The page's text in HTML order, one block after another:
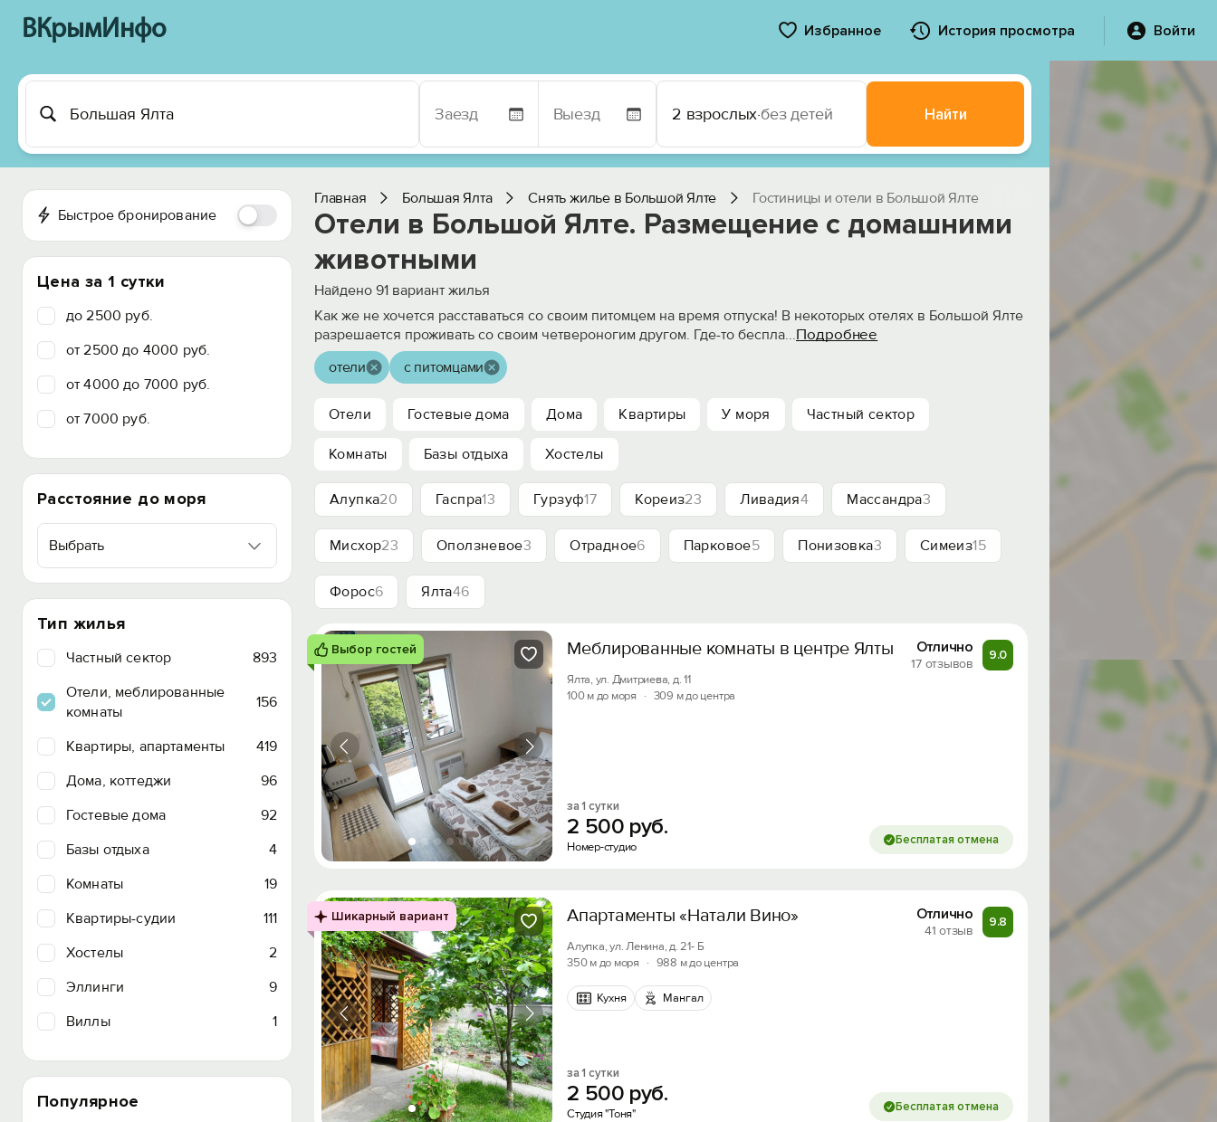
ВКрымИнфо Избранное История просмотра Войти
2 взрослых·без детей Найти
Быстрое бронирование
Цена за 1 сутки
до 2500 руб.
от 2500 до 4000 руб.
от 4000 до 7000 руб.
от 7000 руб.
Расстояние до моря
Выбрать
Тип жилья
Частный сектор
893
Отели, меблированные
комнаты
156
Квартиры, апартаменты
419
Дома, коттеджи
96
Гостевые дома
92
Базы отдыха
4
Комнаты
19
Квартиры-судии
111
Хостелы
2
Эллинги
9
Виллы
1
Популярное
Главная Большая Ялта Снять жилье в Большой Ялте Гостиницы и отели в Большой Ялте
Отели в Большой Ялте. Размещение с домашними
животными
Найдено 91 вариант жилья
Как же не хочется расставаться со своим питомцем на время отпуска! В некоторых отелях в Большой Ялте
разрешается проживать со своим четвероногим другом. Где-то беспла...Подробнее
отели с питомцами
Отели Гостевые дома Дома Квартиры У моря Частный сектор
Комнаты Базы отдыха Хостелы
Алупка20 Гаспра13 Гурзуф17 Кореиз23 Ливадия4 Массандра3
Мисхор23 Оползневое3 Отрадное6 Парковое5 Понизовка3 Симеиз15
Форос6 Ялта46
Выбор гостей Меблированные комнаты в центре Ялты Отлично
17 отзывов
9.0
Ялта, ул. Дмитриева, д. 11
100 м до моря
· 309 м до центра
за 1 сутки
2 500 руб.
Номер-студио Бесплатая отмена
Шикарный вариант Апартаменты «Натали Вино» Отлично
41 отзыв
9.8
Алупка, ул. Ленина, д. 21- Б
350 м до моря
· 988 м до центра
Кухня Мангал
за 1 сутки
2 500 руб.
Студия "Тоня" Бесплатая отмена